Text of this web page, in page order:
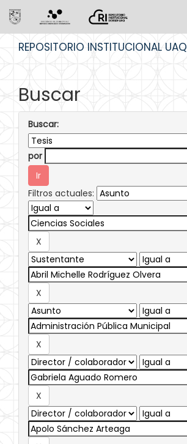
REPOSITORIO INSTITUCIONAL UAQ
Buscar
Buscar:
por
Filtros actuales: